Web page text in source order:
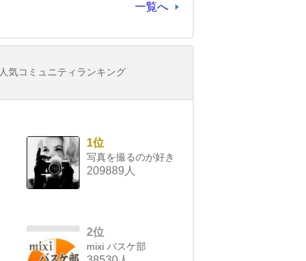
一覧へ
人気コミュニティランキング
1位
写真を撮るのが好き
209889人
2位
mixi バスケ部